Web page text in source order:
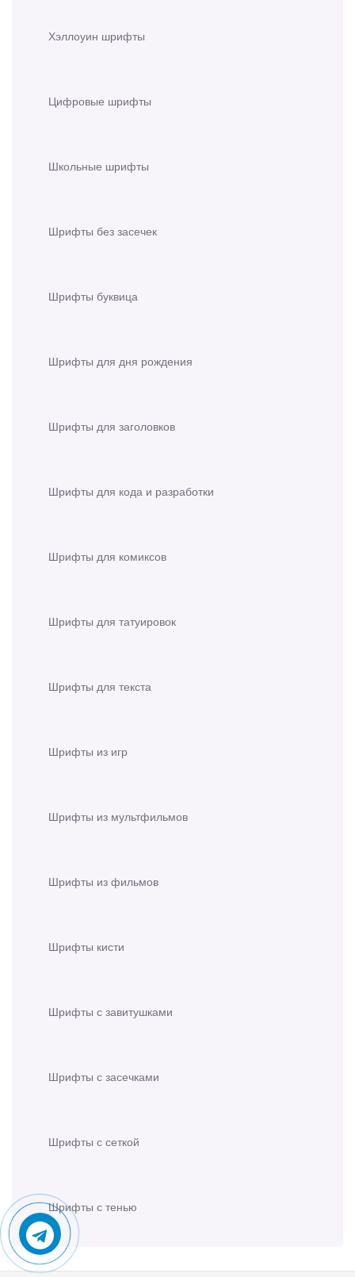
Хэллоуин шрифты
Цифровые шрифты
Школьные шрифты
Шрифты без засечек
Шрифты буквица
Шрифты для дня рождения
Шрифты для заголовков
Шрифты для кода и разработки
Шрифты для комиксов
Шрифты для татуировок
Шрифты для текста
Шрифты из игр
Шрифты из мультфильмов
Шрифты из фильмов
Шрифты кисти
Шрифты с завитушками
Шрифты с засечками
Шрифты с сеткой
Шрифты с тенью